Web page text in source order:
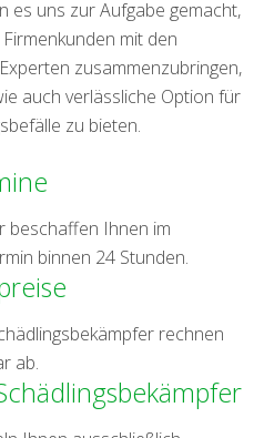
es uns zur Aufgabe gemacht,
mit den
zusammenzubringen,
auch verlässliche Option für
zu bieten.
beschaffen Ihnen im
binnen 24 Stunden.
rechnen
ab.